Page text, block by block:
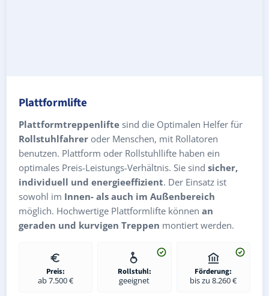
Plattformlifte
Plattformtreppenlifte sind die Optimalen Helfer für
Rollstuhlfahrer oder Menschen, mit Rollatoren
benutzen. Plattform oder Rollstuhllifte haben ein
optimales Preis-Leistungs-Verhältnis. Sie sind sicher,
individuell und energieeffizient. Der Einsatz ist
sowohl im Innen- als auch im Außenbereich
möglich. Hochwertige Plattformlifte können an
geraden und kurvigen Treppen montiert werden.
Preis:
ab 7.500 €
Rollstuhl:
geeignet
Förderung:
bis zu 8.260 €